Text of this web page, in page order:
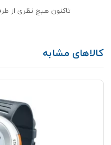
تاکنون هیچ نظری از
کالاهای مشابه